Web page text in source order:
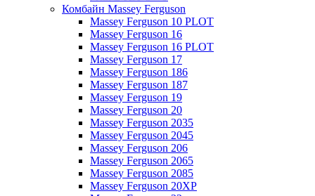
Комбайн Massey Ferguson
Massey Ferguson 10 PLOT
Massey Ferguson 16
Massey Ferguson 16 PLOT
Massey Ferguson 17
Massey Ferguson 186
Massey Ferguson 187
Massey Ferguson 19
Massey Ferguson 20
Massey Ferguson 2035
Massey Ferguson 2045
Massey Ferguson 206
Massey Ferguson 2065
Massey Ferguson 2085
Massey Ferguson 20XP